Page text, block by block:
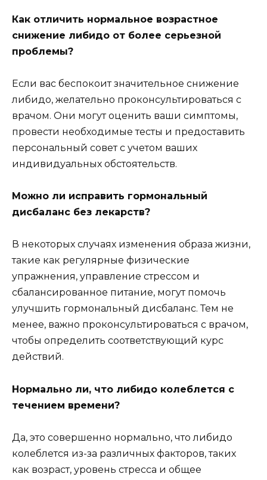
Как отличить нормальное возрастное
снижение либидо от более серьезной
проблемы?
Если вас беспокоит значительное снижение
либидо, желательно проконсультироваться с
врачом. Они могут оценить ваши симптомы,
провести необходимые тесты и предоставить
персональный совет с учетом ваших
индивидуальных обстоятельств.
Можно ли исправить гормональный
дисбаланс без лекарств?
В некоторых случаях изменения образа жизни,
такие как регулярные физические
упражнения, управление стрессом и
сбалансированное питание, могут помочь
улучшить гормональный дисбаланс. Тем не
менее, важно проконсультироваться с врачом,
чтобы определить соответствующий курс
действий.
Нормально ли, что либидо колеблется с
течением времени?
Да, это совершенно нормально, что либидо
колеблется из-за различных факторов, таких
как возраст, уровень стресса и общее